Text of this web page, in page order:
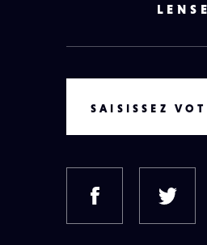
LENSE
SAISISSEZ
FACEBOOK